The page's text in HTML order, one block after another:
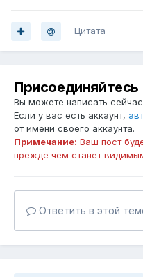
Цитата
Вы можете написать
Если у вас есть аккаунт,
от имени своего аккаунта.
Примечание: Ваш пост
прежде чем станет
Ответить в этой